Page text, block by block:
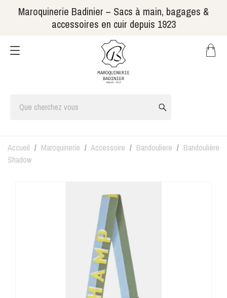
Maroquinerie Badinier – Sacs à main, bagages &
accessoires en cuir depuis 1923
Accueil Maroquinerie Accessoire Bandouliere
Bandoulière
Shadow